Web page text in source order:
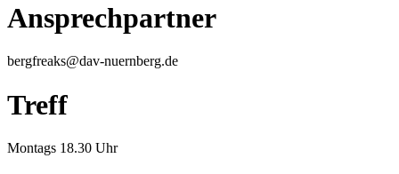
Ansprechpartner
bergfreaks@dav-nuernberg.de
Treff
Montags 18.30 Uhr